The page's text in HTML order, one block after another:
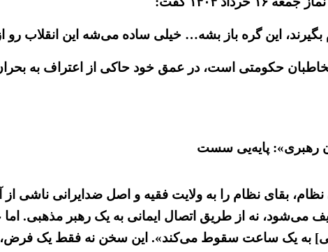
بگیرند، این گره باز بشه… خیلی ساده می‌شه این انقلاب
حکومتی است، در عمق خود حاکی از اعتراف به
رهبری»: پایه‌یی سست
نظام، بقای نظام را به ولایت فقیه و اصل ضدایرانی
می‌شود، نه از طریق اتصال ایمانی به یک رهبر
به یک ساعت سقوط می‌کند». این سخن نه فقط یک